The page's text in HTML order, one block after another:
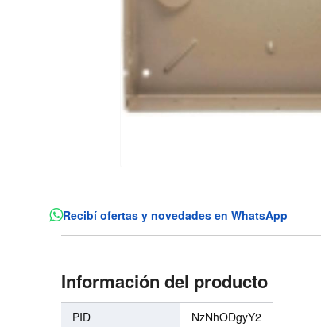
Recibí ofertas y novedades en WhatsApp
Información del producto
PID
NzNhODgyY2